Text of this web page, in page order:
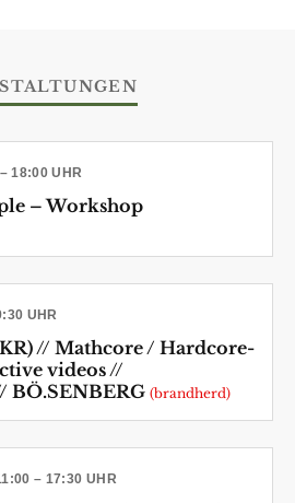
18:00 UHR
– Workshop
UHR
// Mathcore / Hardcore-
videos //
BÖ.SENBERG (brandherd)
– 17:30 UHR